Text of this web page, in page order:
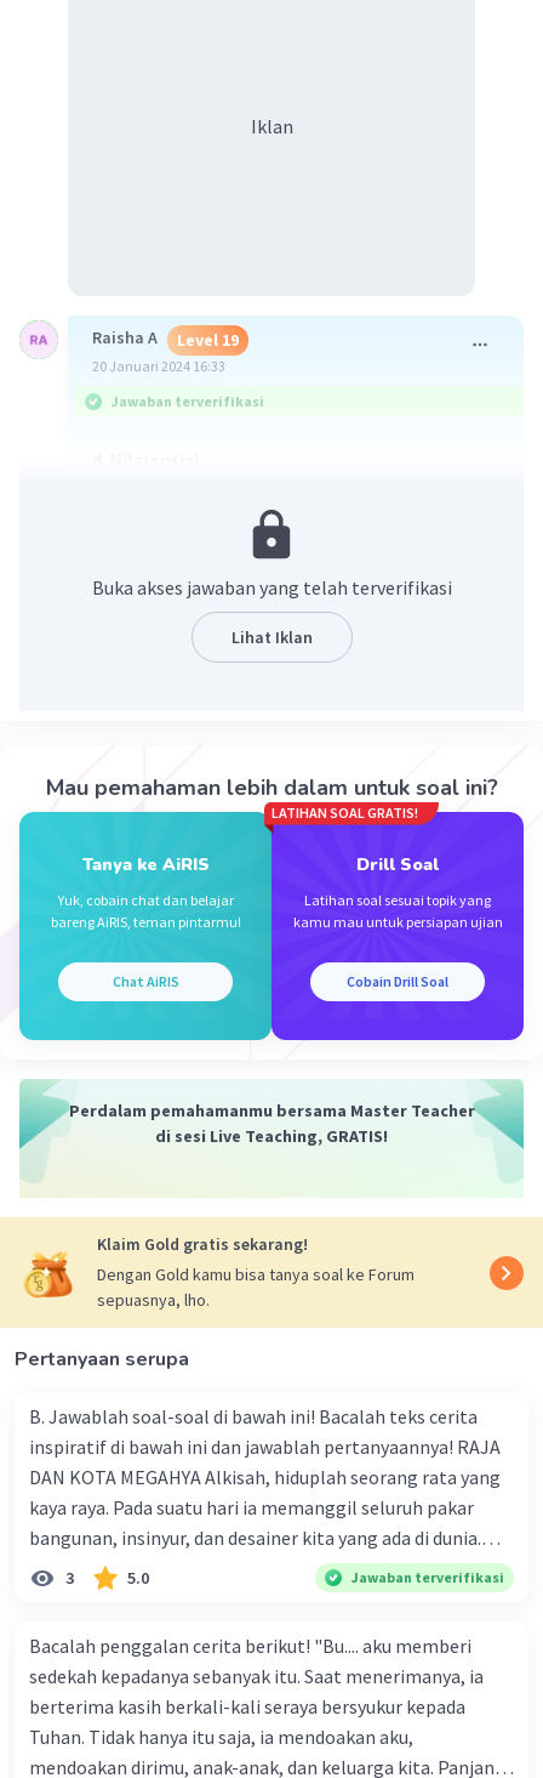
Iklan
Raisha A Level 19
20 Januari 2024 16:33
Jawaban terverifikasi
terhadao sesama (sosial) dengan
menggendongnya selama 6 tahun.
Beri Rating Balas
Iklan
Buka akses jawaban yang telah terverifikasi
Lihat Iklan
Mau pemahaman lebih dalam untuk soal ini?
Tanya ke AiRIS
Yuk, cobain chat dan belajar
bareng AiRIS, teman pintarmu!
Chat AiRIS
LATIHAN SOAL GRATIS!
Drill Soal
Latihan soal sesuai topik yang
kamu mau untuk persiapan ujian
Cobain Drill Soal
Perdalam pemahamanmu bersama Master Teacher
di sesi Live Teaching, GRATIS!
Klaim Gold gratis sekarang!
Dengan Gold kamu bisa tanya soal ke Forum
sepuasnya, lho.
Pertanyaan serupa
B. Jawablah soal-soal di bawah ini! Bacalah teks cerita
inspiratif di bawah ini dan jawablah pertanyaannya! RAJA
DAN KOTA MEGAHYA Alkisah, hiduplah seorang rata yang
kaya raya. Pada suatu hari ia memanggil seluruh pakar
bangunan, insinyur, dan desainer kita yang ada di dunia.
Kepada mereka ia meminta untuk dibuatkan sebuah kota
yang paling megah dan paling pindah di seluruh dunia.
teliti untuk mendapatkan hasil yang sempurna. Rata tidak
menawar harga. Berapa pun biaya yang dibutuhkan ia siap
membayarnya. Setelah sekian lama dikerjakan, akhirnya
semuanya selesai. Sebuah kota yang teramat megah dan
3 5.0 Jawaban terverifikasi
Bacalah penggalan cerita berikut! "Bu.... aku memberi
sedekah kepadanya sebanyak itu. Saat menerimanya, ia
berterima kasih berkali-kali seraya bersyukur kepada
Tuhan. Tidak hanya itu saja, ia mendoakan aku,
mendoakan dirimu, anak-anak, dan keluarga kita. Panjang